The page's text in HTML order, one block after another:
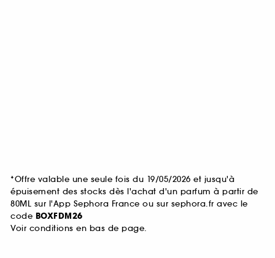
*Offre valable une seule fois du 19/05/2026 et jusqu'à
épuisement des stocks dès l'achat d'un parfum à partir de
80ML sur l'App Sephora France ou sur sephora.fr avec le
code BOXFDM26
Voir conditions en bas de page.